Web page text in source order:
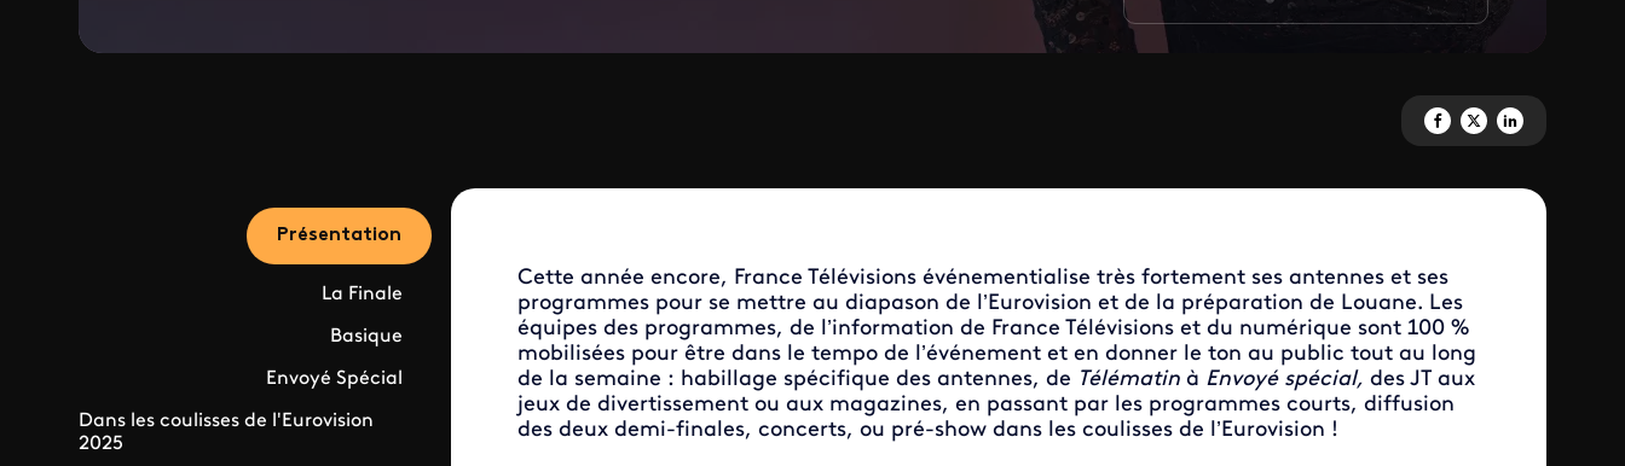
Partagez 'Eurovision 2025' sur
Partagez 'Eurovision
Partagez
Présentation
La Finale
Basique
Envoyé Spécial
Dans les coulisses de l'Eurovision
2025
Cette année encore, France Télévisions événementialise très fortement ses antennes et ses
programmes pour se mettre au diapason de l’Eurovision et de la préparation de Louane. Les
équipes des programmes, de l’information de France Télévisions et du numérique sont 100 %
mobilisées pour être dans le tempo de l’événement et en donner le ton au public tout au long
de la semaine : habillage spécifique des antennes, de Télématinà Envoyé spécial, des JT aux
jeux de divertissement ou aux magazines, en passant par les programmes courts, diffusion
des deux demi-finales, concerts, ou pré-show dans les coulisses de l’Eurovision !